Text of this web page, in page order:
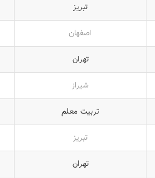
تبریز
اصفهان
تهران
شیراز
تربیت معلم
تبریز
تهران